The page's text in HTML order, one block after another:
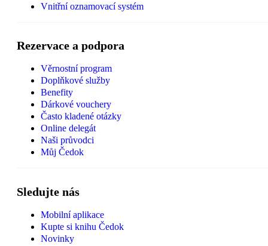
Vnitřní oznamovací systém
Rezervace a podpora
Věrnostní program
Doplňkové služby
Benefity
Dárkové vouchery
Často kladené otázky
Online delegát
Naši průvodci
Můj Čedok
Sledujte nás
Mobilní aplikace
Kupte si knihu Čedok
Novinky